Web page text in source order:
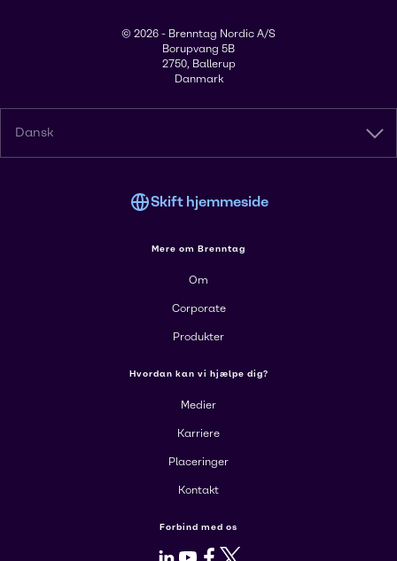
© 2026 - Brenntag Nordic A/S
Borupvang 5B
2750, Ballerup
Danmark
Dansk
Skift hjemmeside
Mere om Brenntag
Om
Corporate
Produkter
Hvordan kan vi hjælpe dig?
Medier
Karriere
Placeringer
Kontakt
Forbind med os
LinkedIn
Youtube
Facebook
X